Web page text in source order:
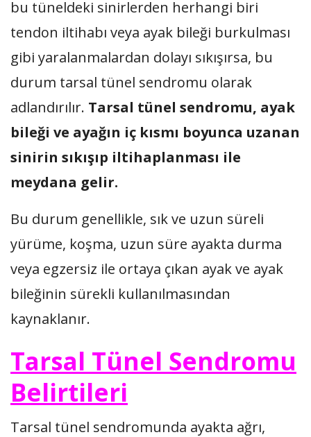
bu tüneldeki sinirlerden herhangi biri
tendon iltihabı veya ayak bileği burkulması
gibi yaralanmalardan dolayı sıkışırsa, bu
durum tarsal tünel sendromu olarak
adlandırılır. Tarsal tünel sendromu, ayak
bileği ve ayağın iç kısmı boyunca uzanan
sinirin sıkışıp iltihaplanması ile
meydana gelir.
Bu durum genellikle, sık ve uzun süreli
yürüme, koşma, uzun süre ayakta durma
veya egzersiz ile ortaya çıkan ayak ve ayak
bileğinin sürekli kullanılmasından
kaynaklanır.
Tarsal Tünel Sendromu
Belirtileri
Tarsal tünel sendromunda ayakta ağrı,